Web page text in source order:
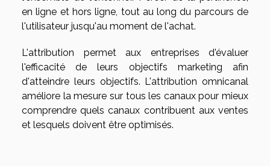
en ligne et hors ligne, tout au long du parcours de
l'utilisateur jusqu'au moment de l'achat.
L'attribution permet aux entreprises d'évaluer
l'efficacité de leurs objectifs marketing afin
d'atteindre leurs objectifs. L'attribution omnicanal
améliore la mesure sur tous les canaux pour mieux
comprendre quels canaux contribuent aux ventes
et lesquels doivent être optimisés.